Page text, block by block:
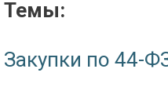
Темы:
Закупки по 44-